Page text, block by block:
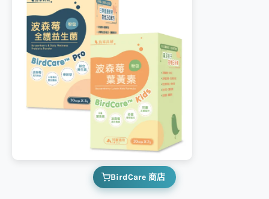
BirdCare 商店